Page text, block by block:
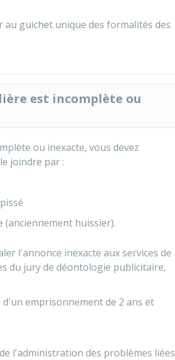
guichet unique des formalités des
est incomplète ou
ou inexacte, vous devez
joindre par :
(anciennement huissier).
l'annonce inexacte aux services de
du jury de déontologie publicitaire,
emprisonnement de 2 ans et
l'administration des problèmes liées